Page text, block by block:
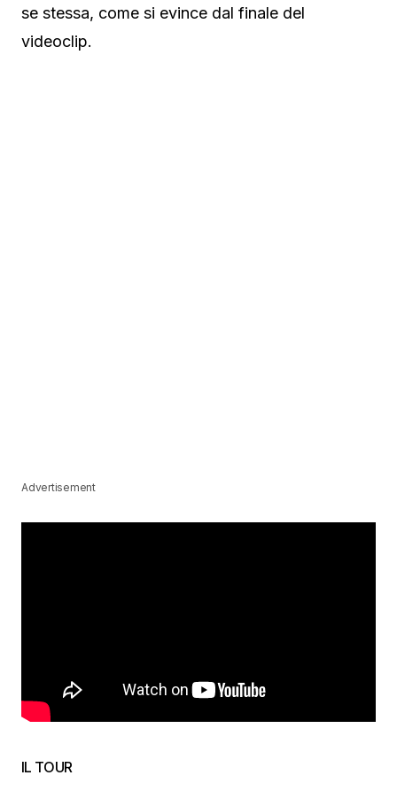
se stessa, come si evince dal finale del
videoclip.
Advertisement
IL TOUR